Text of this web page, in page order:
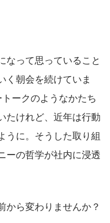
なって思っていること
く朝会を続けていま
ークのようなかたち
たけれど、近年は行動
うに。そうした取り組
ーの哲学が社内に浸透
ら変わりませんか？